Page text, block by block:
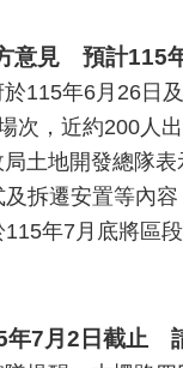
意見 預計115
115年6月26日
次，近約200人
土地開發總隊
拆遷安置等內
年7月底將區
年7月2日截止